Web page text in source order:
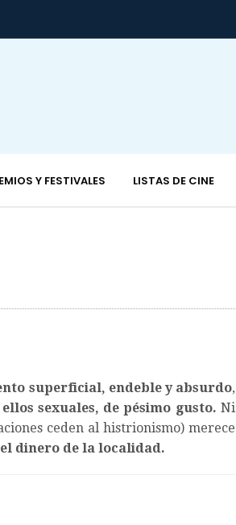
Y FESTIVALES LISTAS DE CINE
superficial, endeble y absurdo,
sexuales, de pésimo gusto. Ni
ceden al histrionismo) merece
dinero de la localidad.